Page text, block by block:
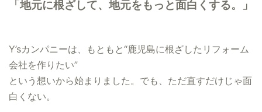
「地元に根ざして、地元をもっと面白くする。」
Y’sカンパニーは、もともと“鹿児島に根ざしたリフォーム
会社を作りたい”
という想いから始まりました。でも、ただ直すだけじゃ面
白くない。